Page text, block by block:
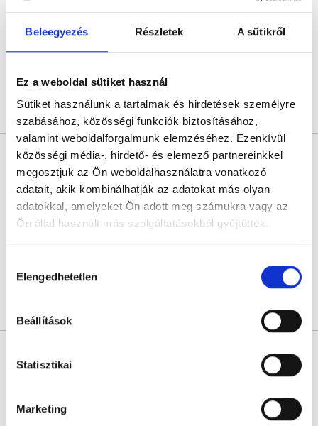
Beleegyezés Részletek A sütikről
Ez a weboldal sütiket használ
Sütiket használunk a tartalmak és hirdetések személyre
szabásához, közösségi funkciók biztosításához,
valamint weboldalforgalmunk elemzéséhez. Ezenkívül
közösségi média-, hirdető- és elemező partnereinkkel
megosztjuk az Ön weboldalhasználatra vonatkozó
adatait, akik kombinálhatják az adatokat más olyan
adatokkal, amelyeket Ön adott meg számukra vagy az
Ön által használt más szolgáltatásokból gyűjtöttek.
szabályzat:https://foglaljorvost.hu/info/foglaljorvost-
kiválasztása
Elengedhetetlen
Beállítások
Statisztikai
Marketing
Dr. Kávássy Beáta Magánrendelése
Profil
Dr. Kovács Szergej
Fogorvos
0.0
Happy-Dent Fogászat
Budapest, XI. kerület, Tétényi út 107.
Profil